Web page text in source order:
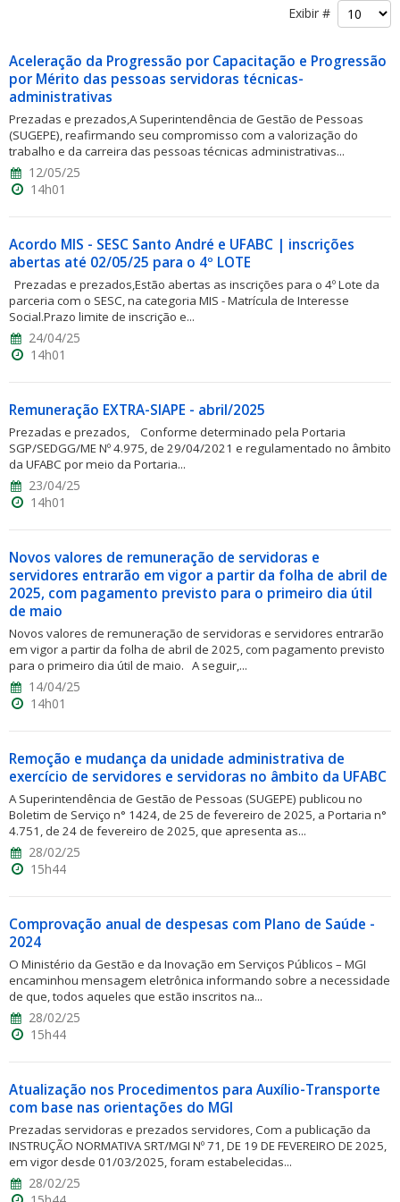
Exibir #
Aceleração da Progressão por Capacitação e Progressão
por Mérito das pessoas servidoras técnicas-
administrativas
Prezadas e prezados,A Superintendência de Gestão de Pessoas
(SUGEPE), reafirmando seu compromisso com a valorização do
trabalho e da carreira das pessoas técnicas administrativas...
12/05/25
14h01
Acordo MIS - SESC Santo André e UFABC | inscrições
abertas até 02/05/25 para o 4º LOTE
Prezadas e prezados,Estão abertas as inscrições para o 4º Lote da
parceria com o SESC, na categoria MIS - Matrícula de Interesse
Social.Prazo limite de inscrição e...
24/04/25
14h01
Remuneração EXTRA-SIAPE - abril/2025
Prezadas e prezados, Conforme determinado pela Portaria
SGP/SEDGG/ME Nº 4.975, de 29/04/2021 e regulamentado no âmbito
da UFABC por meio da Portaria...
23/04/25
14h01
Novos valores de remuneração de servidoras e
servidores entrarão em vigor a partir da folha de abril de
2025, com pagamento previsto para o primeiro dia útil
de maio
Novos valores de remuneração de servidoras e servidores entrarão
em vigor a partir da folha de abril de 2025, com pagamento previsto
para o primeiro dia útil de maio. A seguir,...
14/04/25
14h01
Remoção e mudança da unidade administrativa de
exercício de servidores e servidoras no âmbito da UFABC
A Superintendência de Gestão de Pessoas (SUGEPE) publicou no
Boletim de Serviço n° 1424, de 25 de fevereiro de 2025, a Portaria n°
4.751, de 24 de fevereiro de 2025, que apresenta as...
28/02/25
15h44
Comprovação anual de despesas com Plano de Saúde -
2024
O Ministério da Gestão e da Inovação em Serviços Públicos – MGI
encaminhou mensagem eletrônica informando sobre a necessidade
de que, todos aqueles que estão inscritos na...
28/02/25
15h44
Atualização nos Procedimentos para Auxílio-Transporte
com base nas orientações do MGI
Prezadas servidoras e prezados servidores, Com a publicação da
INSTRUÇÃO NORMATIVA SRT/MGI Nº 71, DE 19 DE FEVEREIRO DE 2025,
em vigor desde 01/03/2025, foram estabelecidas...
28/02/25